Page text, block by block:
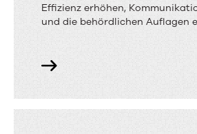
Effizienz erhöhen,
und die behördlichen Auflagen